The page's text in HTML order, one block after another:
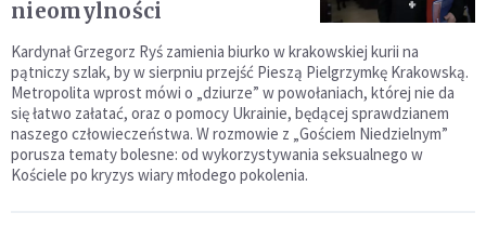
nieomylności
Kardynał Grzegorz Ryś zamienia biurko w krakowskiej kurii na
pątniczy szlak, by w sierpniu przejść Pieszą Pielgrzymkę Krakowską.
Metropolita wprost mówi o „dziurze” w powołaniach, której nie da
się łatwo załatać, oraz o pomocy Ukrainie, będącej sprawdzianem
naszego człowieczeństwa. W rozmowie z „Gościem Niedzielnym”
porusza tematy bolesne: od wykorzystywania seksualnego w
Kościele po kryzys wiary młodego pokolenia.